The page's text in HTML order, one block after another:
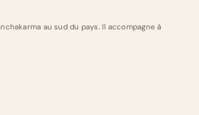
au sud du pays. Il accompagne à